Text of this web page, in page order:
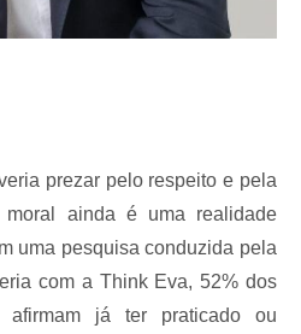
prezar pelo respeito e pela
moral ainda é uma realidade
uma pesquisa conduzida pela
com a Think Eva, 52% dos
afirmam já ter praticado ou